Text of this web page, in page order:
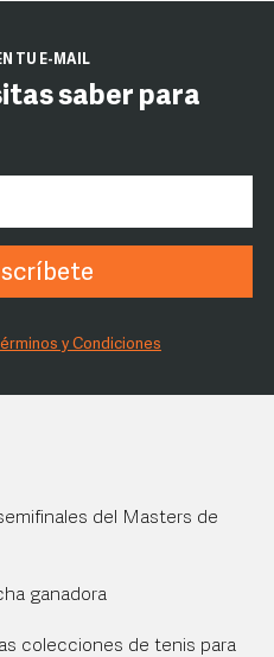
TU E-MAIL
saber para
y Condiciones
del Masters de
ganadora
colecciones de tenis para